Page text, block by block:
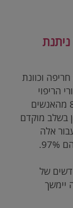
וכוונת
הריפוי
גבוהים ביותר: בארצות הברית, 88% מהאנשים
בשלב מוקדם
אלה
של
יימשך